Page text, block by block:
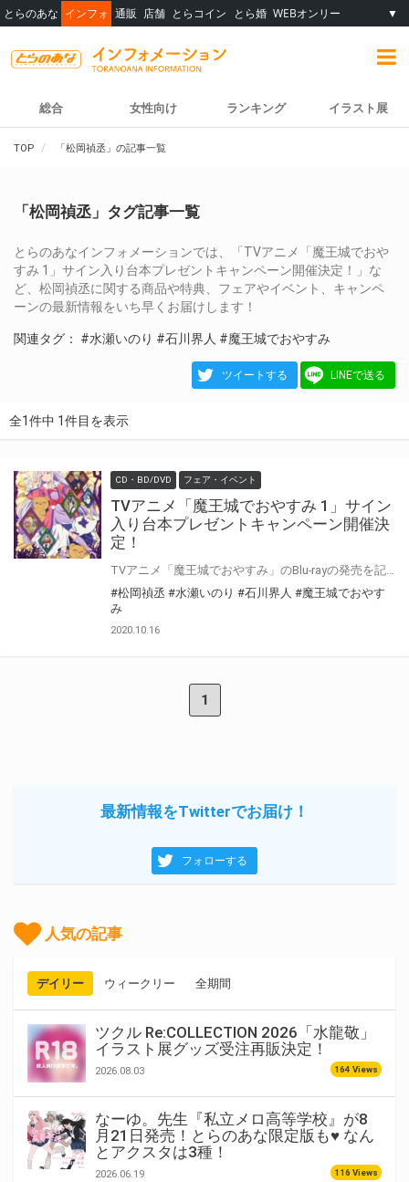
とらのあな インフォ 通販 店舗 とらコイン とら婚 WEBオンリー ▼
総合 女性向け ランキング イラスト展
TOP 「松岡禎丞」の記事一覧
「松岡禎丞」タグ記事一覧
とらのあなインフォメーションでは、「TVアニメ「魔王城でおや
すみ 1」サイン入り台本プレゼントキャンペーン開催決定！」な
ど、松岡禎丞に関する商品や特典、フェアやイベント、キャンペ
ーンの最新情報をいち早くお届けします！
関連タグ： #水瀬いのり #石川界人 #魔王城でおやすみ
ツイートする LINEで送る
全1件中 1件目を表示
CD・BD/DVD フェア・イベント
TVアニメ「魔王城でおやすみ 1」サイン
入り台本プレゼントキャンペーン開催決
定！
#松岡禎丞 #水瀬いのり #石川界人 #魔王城でおやす
み
2020.10.16
1
最新情報をTwitterでお届け！
フォローする
人気の記事
デイリー ウィークリー 全期間
ツクル Re:COLLECTION 2026「水龍敬」
イラスト展グッズ受注再販決定！
2026.08.03 164 Views
なーゆ。先生『私立メロ高等学校』が8
月21日発売！とらのあな限定版も♥ なん
とアクスタは3種！
2026.06.19 116 Views